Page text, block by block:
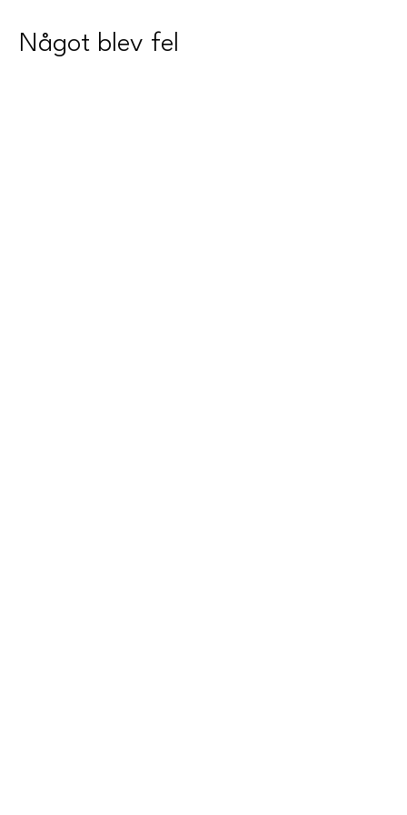
Något blev fel